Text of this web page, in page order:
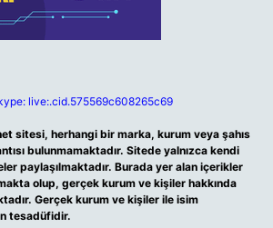
live:.cid.575569c608265c69
sitesi, herhangi bir marka, kurum veya şahıs
bulunmamaktadır. Sitede yalnızca kendi
paylaşılmaktadır. Burada yer alan içerikler
olup, gerçek kurum ve kişiler hakkında
Gerçek kurum ve kişiler ile isim
tesadüfidir.